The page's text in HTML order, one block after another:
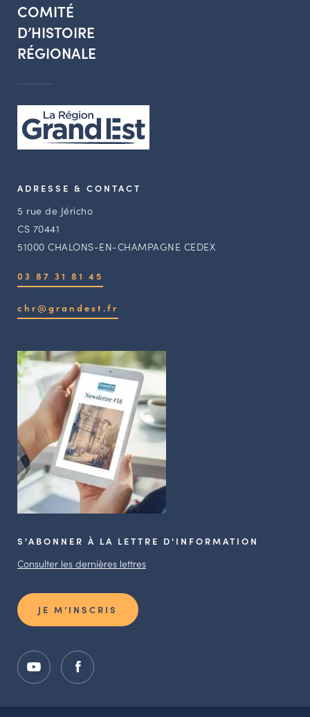
COMITÉ
D’HISTOIRE
RÉGIONALE
ADRESSE & CONTACT
5 rue de Jéricho
CS 70441
51000 CHALONS-EN-CHAMPAGNE CEDEX
03 87 31 81 45
chr@grandest.fr
S'ABONNER À LA LETTRE D'INFORMATION
Consulter les dernières lettres
JE M’INSCRIS